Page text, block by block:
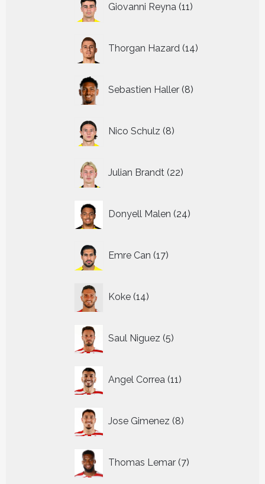
Giovanni Reyna 11
producten
Thorgan Hazard 14
producten
Sebastien Haller 8
producten
Nico Schulz 8
producten
Julian Brandt 22
producten
Donyell Malen 24
producten
Emre Can 17
producten
Koke 14
producten
Saul Niguez 5
producten
Angel Correa 11
producten
Jose Gimenez 8
producten
Thomas Lemar 7
producten